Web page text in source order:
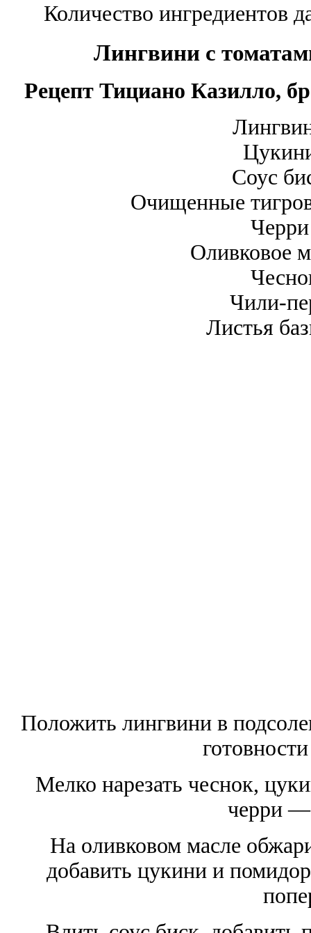
Количество ингредиентов
Лингвини с
Рецепт Тициано Казилло,
Соус
Очищенные
Оливковое
Чили-
Листья
Положить лингвини в
Мелко нарезать чеснок,
черри
На оливковом масле
добавить цукини и